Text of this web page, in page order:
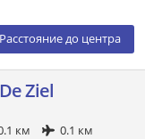
Расстояние до центра
Ziel
км 0.1 км